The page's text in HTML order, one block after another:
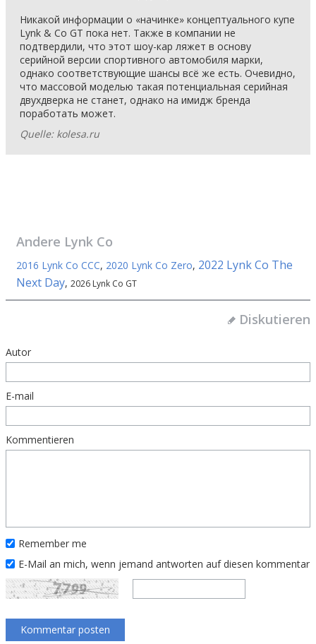
Никакой информации о «начинке» концептуального купе
Lynk & Co GT пока нет. Также в компании не
подтвердили, что этот шоу-кар ляжет в основу
серийной версии спортивного автомобиля марки,
однако соответствующие шансы всё же есть. Очевидно,
что массовой моделью такая потенциальная серийная
двухдверка не станет, однако на имидж бренда
поработать может.
Quelle: kolesa.ru
Andere Lynk Co
2016 Lynk Co CCC, 2020 Lynk Co Zero, 2022 Lynk Co The
Next Day, 2026 Lynk Co GT
Diskutieren
Autor
E-mail
Kommentieren
Remember me
E-Mail an mich, wenn jemand antworten auf diesen kommentar